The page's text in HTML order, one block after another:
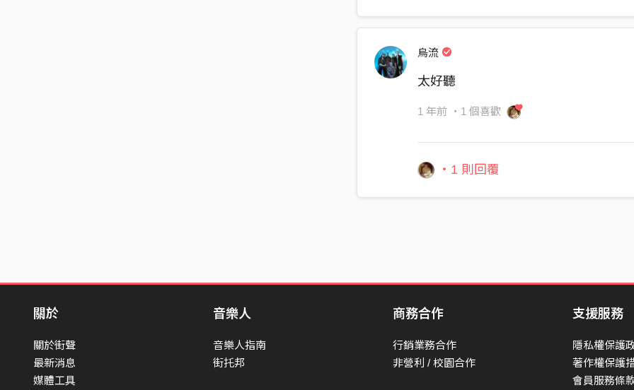
製作協力 Production Comrade：葉佐修 Tso Hsiu
母帶後期處理製作人Mastering Producer：鍾濰宇
母帶後期處理工程師Mastering Engineer：Matt
母帶後期處理工作室Mastering Studio：
原來攏是夢
I want you here
I want you here
I want you here
I want you here
若有欲出帆 我會綴
有的時準也是會躊躇
有的早起也會袂記你已經離開
烏流
太好聽
1 年前 ・1 個喜歡
・1 則回覆
關於
關於街聲
最新消息
媒體工具
音樂人
音樂人指南
街托邦
商務合作
行銷業務合作
非營利 / 校園合作
支援服務
隱私權保護
著作權保護
會員服務條